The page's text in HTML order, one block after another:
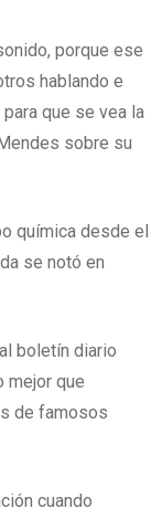
porque ese
hablando e
que se vea la
sobre su
química desde el
se notó en
boletín diario
mejor que
de famosos
cuando